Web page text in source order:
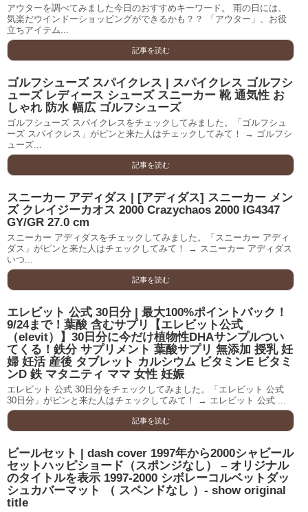
アウターを調べてみました今日のおすすめキーワード。 雨の日には、
気楽だウインドーショッピングができるかも？？ 「アウター」、お役
立ちアイテム...
記事を読む
ゴルフシューズ スパイクレス | スパイクレス ゴルフシ
ューズ レディース シューズ スニーカー 靴 通気性 お
しゃれ 防水 幅広 ゴルフシューズ
ゴルフシューズ スパイクレスをチェックしてみました。「ゴルフシュ
ーズ スパイクレス」がピンと来た人はチェックしてみて！ → ゴルフシ
ューズ...
記事を読む
スニーカー アディダス | [アディダス] スニーカー メン
ズ クレイジーカオス 2000 Crazychaos 2000 IG4347
GY/GR 27.0 cm
スニーカー アディダスをチェックしてみました。「スニーカー アディ
ダス」がピンと来た人はチェックしてみて！ → スニーカー アディダス
いつ...
記事を読む
エレビット 公式 30日分 | 最大100%ポイントバック！
9/24まで！葉酸 含むサプリ【エレビット公式
（elevit）】30日分に今だけ植物性DHAサンプルつい
てくる！鉄分 サプリメント 葉酸サプリ 無添加 授乳 妊
婦 妊活 産後 タブレット カルシウム ビタミンE ビタミ
ンD 鉄 マタニティ ママ 女性 妊娠
エレビット 公式 30日分をチェックしてみました。「エレビット 公式
30日分」がピンと来た人はチェックしてみて！ → エレビット 公式 ...
記事を読む
ビールセット | dash cover 1997年から2000シャビール
セットハッピショード（スポンジなし） – オリジナル
のタイトルを表示 1997-2000 シボレーコルベットダッ
シュカバーマット （ スペンドなし ）- show original
title